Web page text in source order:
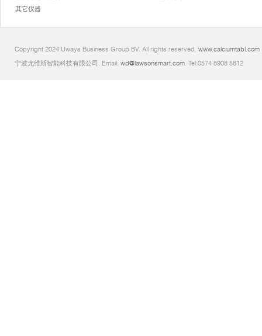
其它仪器
Copyright 2024 Uways Business Group BV. All rights reserved. www.calciumtabl.com
宁波尤维斯智能科技有限公司. Email: wd@lawsonsmart.com. Tel:0574 8908 5812